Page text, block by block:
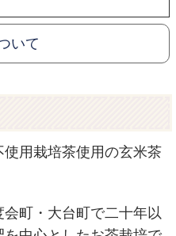
いて
用栽培茶使用の玄米茶
町・大台町で二十年以